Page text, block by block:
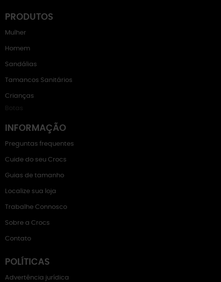
PRODUTOS
Mulher
Homem
Sandálias
Tamancos Sanitários
Crianças
Botas
INFORMAÇÃO
Preguntas frequentes
Cuide do seu Crocs
Guias de tamanho
Localize sua loja
Trabalhe Connosco
Sobre a Crocs
Contato
POLÍTICAS
Advertência jurídica